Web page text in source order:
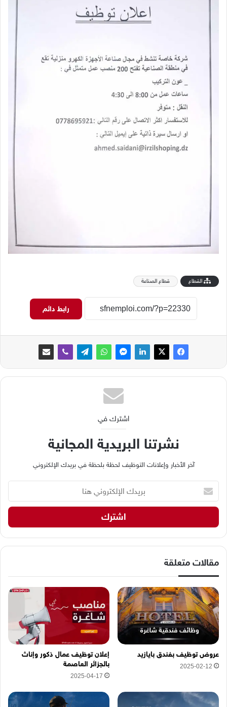
القطاع قطاع الصناعة
رابط دائم
اشترك في
نشرتنا البريدية المجانية
آخر الأخبار وإعلانات التوظيف لحظة بلحظة في بريدك الإلكتروني
ي
ك
ا
إ
ت
ر
و
ن
ي
ه
ن
ا
مقالات متعلقة
عروض توظيف بفندق بايازيد
2025-02-12
إعلان توظيف عمال ذكور وإناث
بالجزائر العاصمة
2025-04-17